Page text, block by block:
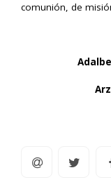
comunión, de